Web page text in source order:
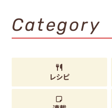
Category
レシピ